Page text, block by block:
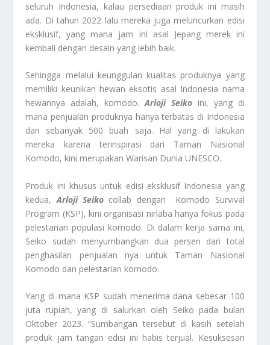
seluruh Indonesia, kalau persediaan produk ini masih
ada. Di tahun 2022 lalu mereka juga meluncurkan edisi
eksklusif, yang mana jam ini asal Jepang merek ini
kembali dengan desain yang lebih baik.
Sehingga melalui keunggulan kualitas produknya yang
memiliki keunikan hewan eksotis asal Indonesia nama
hewannya adalah, komodo.Arloji Seikoini, yang di
mana penjualan produknya hanya terbatas di Indonesia
dan sebanyak 500 buah saja. Hal yang di lakukan
mereka karena terinspirasi dari Taman Nasional
Komodo, kini merupakan Warisan Dunia UNESCO.
Produk ini khusus untuk edisi eksklusif Indonesia yang
kedua, Arloji Seiko collab dengan Komodo Survival
Program (KSP), kini organisasi nirlaba hanya fokus pada
pelestarian populasi komodo. Di dalam kerja sama ini,
Seiko sudah menyumbangkan dua persen dari total
penghasilan penjualan nya untuk Taman Nasional
Komodo dan pelestarian komodo.
Yang di mana KSP sudah menerima dana sebesar 100
juta rupiah, yang di salurkan oleh Seiko pada bulan
Oktober 2023. “Sumbangan tersebut di kasih setelah
produk jam tangan edisi ini habis terjual. Kesuksesan